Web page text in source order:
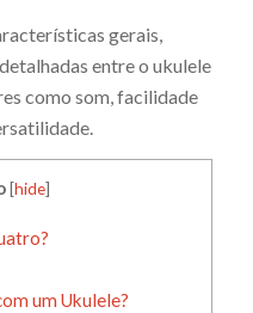
gerais,
entre o ukulele
como som, facilidade
[hide]
um Ukulele?